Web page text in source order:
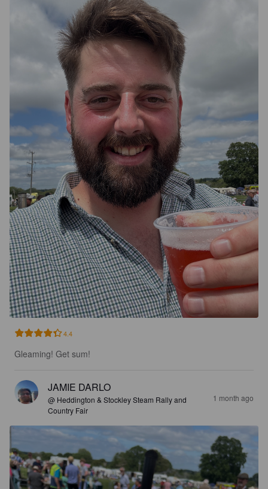
4.4
Gleaming! Get sum!
JAMIE DARLO
@ Heddington & Stockley Steam Rally and
Country Fair
1 month ago